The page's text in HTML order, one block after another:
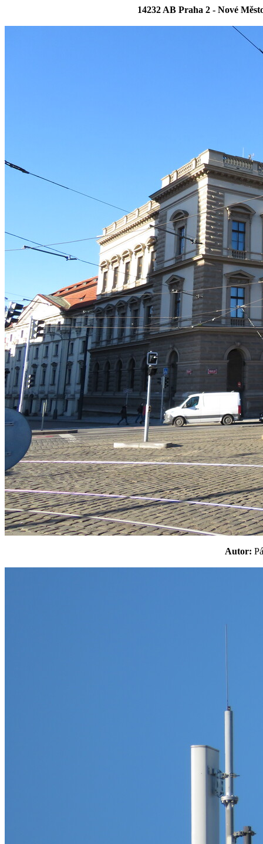
14232 AB Praha 2 - Nové
Autor: